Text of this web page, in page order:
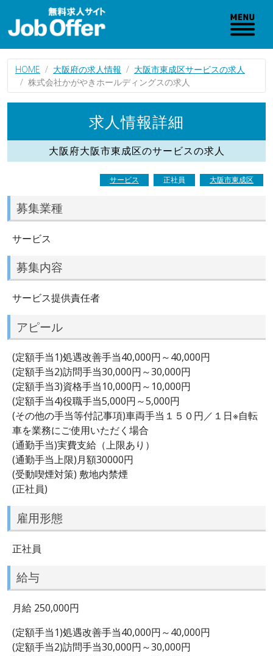
HOME 大阪府の求人情報
大阪市東成区サービスの求人
株式会社かがやきホールディングスの求人
求人情報詳細
大阪府大阪市東成区のサービスの求人
サービス 正社員 大阪市東成区
募集業種
サービス
募集内容
サービス提供責任者
アピール
(定額手当1)処遇改善手当40,000円～40,000円
(定額手当2)訪問手当30,000円～30,000円
(定額手当3)資格手当10,000円～10,000円
(定額手当4)役職手当5,000円～5,000円
(その他の手当等付記事項)車両手当１５０円／１日※自転
車を業務にご使用いただく場合
(通勤手当)実費支給（上限あり）
(通勤手当上限)月額30000円
(受動喫煙対策) 敷地内禁煙
(正社員)
雇用形態
正社員
給与
月給 250,000円
(定額手当1)処遇改善手当40,000円～40,000円
(定額手当2)訪問手当30,000円～30,000円